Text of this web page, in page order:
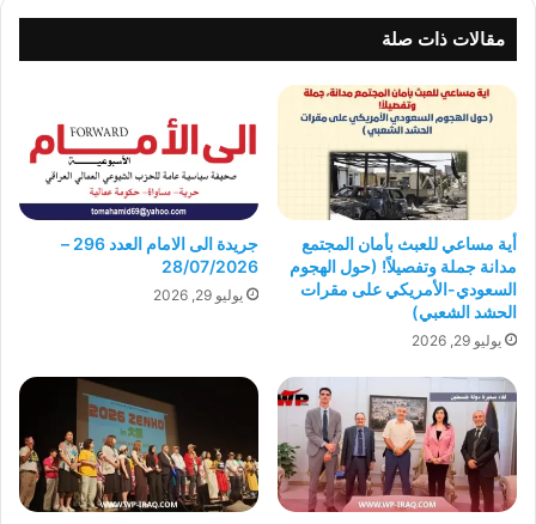
مقالات ذات صلة
أية مساعي للعبث بأمان المجتمع
مدانة جملة وتفصيلاً! (حول الهجوم
السعودي-الأمريكي على مقرات
الحشد الشعبي)
يوليو 29, 2026
جريدة الى الامام العدد 296 –
28/07/2026
يوليو 29, 2026